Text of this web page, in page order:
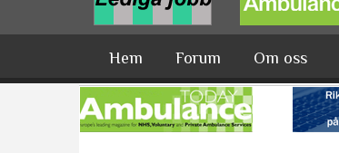
Hem Forum Om oss